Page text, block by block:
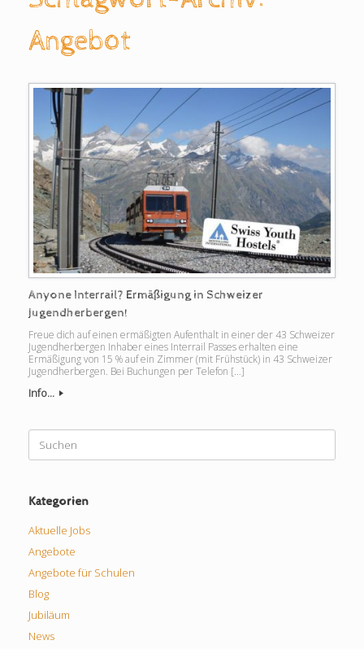
Angebot
Anyone Interrail? Ermäßigung in Schweizer
Jugendherbergen!
Freue dich auf einen ermäßigten Aufenthalt in einer der 43 Schweizer
Jugendherbergen Inhaber eines Interrail Passes erhalten eine
Ermäßigung von 15 % auf ein Zimmer (mit Frühstück) in 43 Schweizer
Jugendherbergen. Bei Buchungen per Telefon […]
Info...
nach:
Kategorien
Aktuelle Jobs
Angebote
Angebote für Schulen
Blog
Jubiläum
News